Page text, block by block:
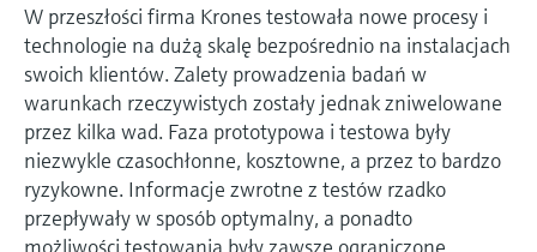
W przeszłości firma Krones testowała nowe procesy i
technologie na dużą skalę bezpośrednio na instalacjach
swoich klientów. Zalety prowadzenia badań w
warunkach rzeczywistych zostały jednak zniwelowane
przez kilka wad. Faza prototypowa i testowa były
niezwykle czasochłonne, kosztowne, a przez to bardzo
ryzykowne. Informacje zwrotne z testów rzadko
przepływały w sposób optymalny, a ponadto
możliwości testowania były zawsze ograniczone